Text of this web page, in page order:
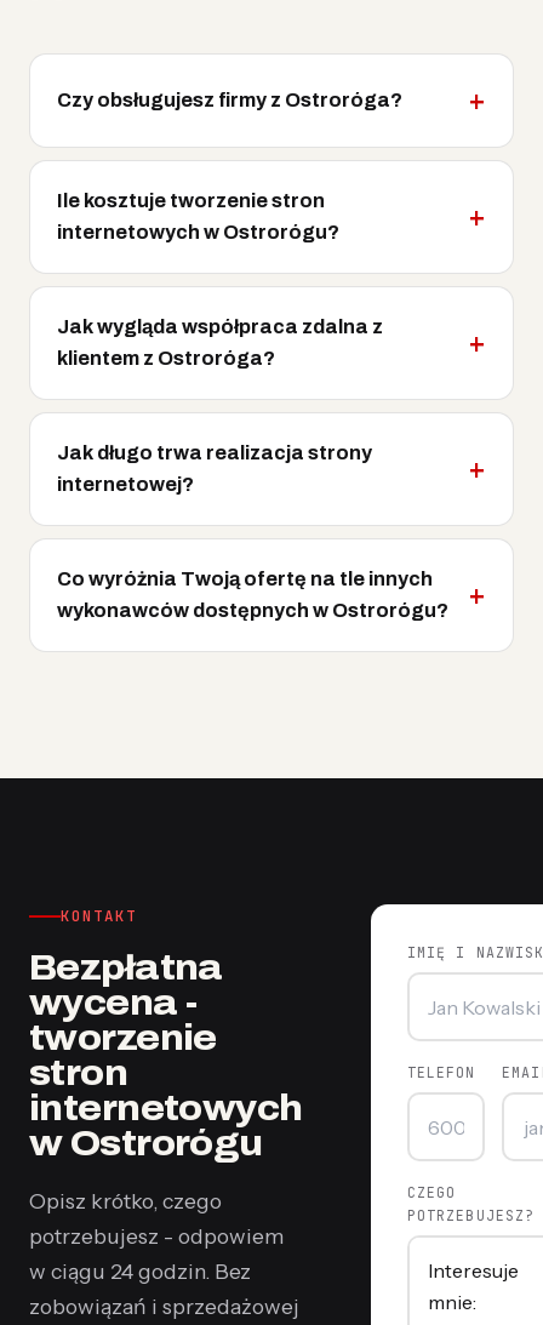
Czy obsługujesz firmy z Ostroróga?
Ile kosztuje tworzenie stron
internetowych w Ostrorógu?
Jak wygląda współpraca zdalna z
klientem z Ostroróga?
Jak długo trwa realizacja strony
internetowej?
Co wyróżnia Twoją ofertę na tle innych
wykonawców dostępnych w Ostrorógu?
KONTAKT
Bezpłatna
wycena -
tworzenie
stron
internetowych
w Ostrorógu
Opisz krótko, czego
potrzebujesz - odpowiem
w ciągu 24 godzin. Bez
zobowiązań i sprzedażowej
IMIĘ I
TELEFON
CZEGO
POTRZEBUJESZ?